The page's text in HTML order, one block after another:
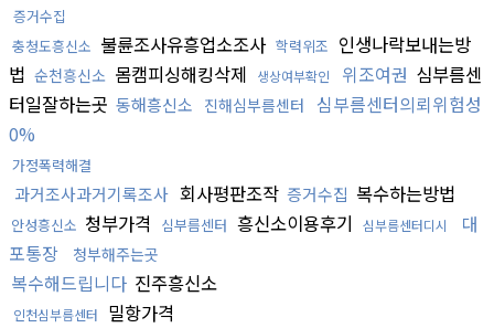
증거수집
충청도흥신소 불륜조사유흥업소조사 학력위조 인생나락보내는방
법 순천흥신소 몸캠피싱해킹삭제 생상여부확인 위조여권 심부름센
터일잘하는곳 동해흥신소 진해심부름센터
심부름센터의뢰위험성
0%
가정폭력해결
과거조사과거기록조사 회사평판조작 증거수집 복수하는방법
안성흥신소 청부가격 심부름센터 흥신소이용후기 심부름센터디시
대
포통장
청부해주는곳
복수해드립니다 진주흥신소
인천심부름센터
밀항가격